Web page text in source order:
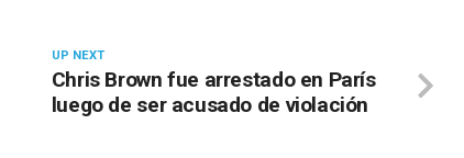
UP NEXT
Chris Brown fue arrestado en París
luego de ser acusado de violación